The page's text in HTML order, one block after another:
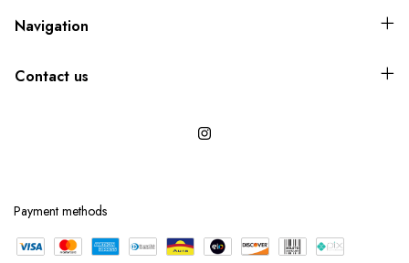
Navigation
Contact us
Payment methods